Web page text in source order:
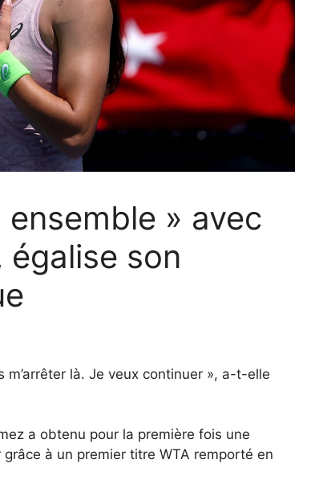
» avec
égalise son
m’arrêter là. Je veux continuer », a-t-elle
a obtenu pour la première fois une
à un premier titre WTA remporté en